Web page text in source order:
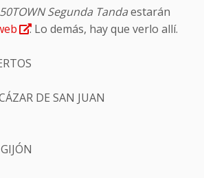
50TOWN Segunda Tandaestarán
. Lo demás, hay que verlo allí.
DE SAN JUAN